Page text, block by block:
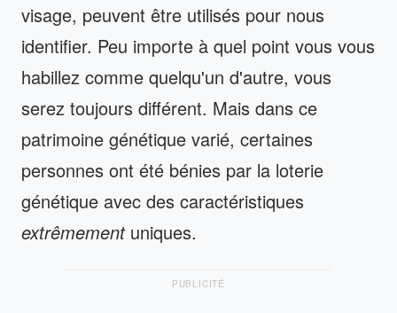
visage, peuvent être utilisés pour nous
identifier. Peu importe à quel point vous vous
habillez comme quelqu'un d'autre, vous
serez toujours différent. Mais dans ce
patrimoine génétique varié, certaines
personnes ont été bénies par la loterie
génétique avec des caractéristiques
extrêmementuniques.
PUBLICITÉ